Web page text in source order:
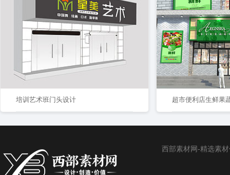
培训艺术班门头设计 超市便利店生鲜果
西部素材网-精选素